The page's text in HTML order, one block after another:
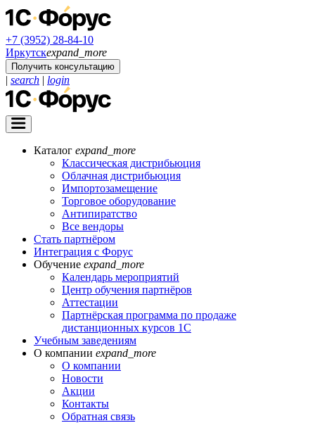
+7 (3952) 28-84-10
Иркутскexpand_more
Получить консультацию
| search | login
Каталог expand_more
Классическая дистрибьюция
Облачная дистрибьюция
Импортозамещение
Торговое оборудование
Антипиратство
Все вендоры
Стать партнёром
Интеграция с Форус
Обучение expand_more
Календарь мероприятий
Центр обучения партнёров
Аттестации
Партнёрская программа по продаже
дистанционных курсов 1С
Учебным заведениям
О компании expand_more
О компании
Новости
Акции
Контакты
Обратная связь